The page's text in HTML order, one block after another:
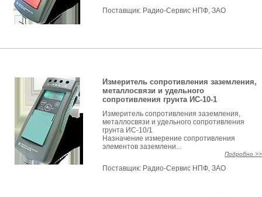
Поставщик: Радио-Сервис НПФ, ЗАО
Измеритель сопротивления заземления,
металлосвязи и удельного
сопротивления грунта ИС-10-1
Измеритель сопротивления заземления,
металлосвязи и удельного сопротивления
грунта ИС-10/1
Назначение измерение сопротивления
элементов заземлени...
Подробно >>
Поставщик: Радио-Сервис НПФ, ЗАО